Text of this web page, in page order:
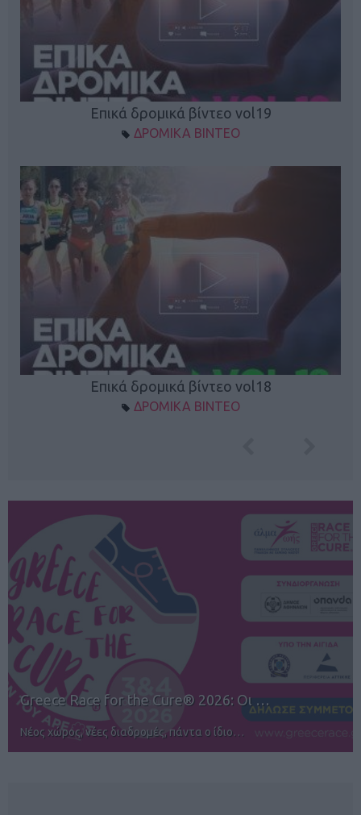
Επικά δρομικά βίντεο vol19
ΔΡΟΜΙΚΑ ΒΙΝΤΕΟ
Επικά δρομικά βίντεο vol18
ΔΡΟΜΙΚΑ ΒΙΝΤΕΟ
12ος TUI Rhodes Marathon: Άνοιγμα ε…
Αγώνες για όλους στην Ρόδο